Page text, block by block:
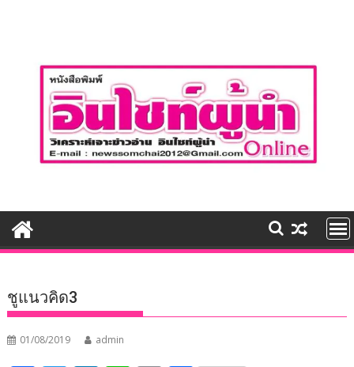
ชูแนวคิด3
01/08/2019 admin